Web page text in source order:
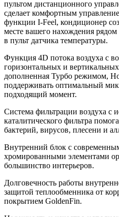
пультом дистанционного
сделает комфортным
функции I-Feel, кондиционер
месте вашего нахождения рядом
в пульт датчика температуры.
Функция 4D потока воздуха с
горизонтальных и
дополненная Турбо режимом,
поддерживать оптимальный
подходящий момент.
Система фильтрации воздуха с
каталитического фильтра
бактерий, вирусов, плесени и
Внутренний блок с
хромированными элементами
большинство интерьеров.
Долговечность работы
защитой теплообменника от
покрытием GoldenFin.